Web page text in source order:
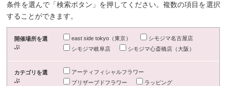
条件を選んで「検索ボタン」を押してください。複数の項目を選択
することができます。
開催場所を選
ぶ
east side tokyo（東京）
シモジマ名古屋店
シモジマ岐阜店
シモジマ心斎橋店（大阪）
カテゴリを選
ぶ
アーティフィシャルフラワー
プリザーブドフラワー
ラッピング